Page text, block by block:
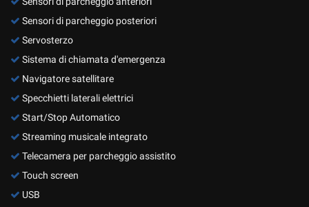
Sensori di parcheggio posteriori
Servosterzo
Sistema di chiamata d'emergenza
Navigatore satellitare
Specchietti laterali elettrici
Start/Stop Automatico
Streaming musicale integrato
Telecamera per parcheggio assistito
Touch screen
USB